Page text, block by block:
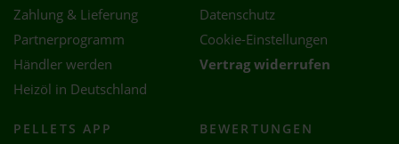
Zahlung & Lieferung
Partnerprogramm
Händler werden
Heizöl in Deutschland
Datenschutz
Cookie-Einstellungen
Vertrag widerrufen
PELLETS APP BEWERTUNGEN